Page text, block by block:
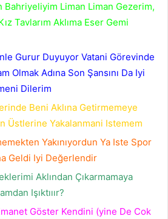
Bahriyeliyim Liman Liman Gezerim,
Tavlarım Aklıma Eser Gemi
Gurur Duyuyor Vatani Görevinde
Olmak Adına Son Şansını Da Iyi
Dilerim
Beni Aklına Getirmemeye
Üstlerine Yakalanmani Istemem
Yakınıyordun Ya Iste Spor
Geldi Iyi Değerlendir
Aklından Çıkarmamaya
Işıktııır?
Göster Kendini (yine De Cok